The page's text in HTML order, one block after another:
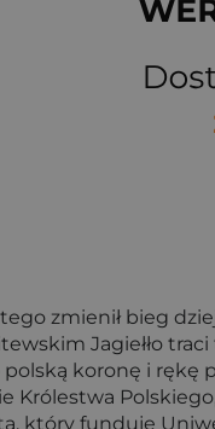
zmienił bieg
Jagiełło
koronę i rękę
Królestwa
który funduje